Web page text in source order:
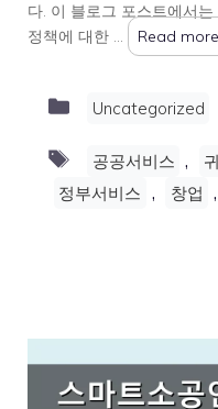
다. 이 블로그 포스트에서
정책에 대한 …
Read more
Categories
Uncategorized
Tags
공공서비스 ,
정부서비스 , 창업 ,